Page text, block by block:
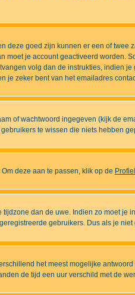
deze goed zijn kunnen er een of
je account geactiveerd
volg dan de instrukties,
zeker bent van het emailadres
of wachtwoord ingegeven (kijk de
te wissen die niets hebben
deze aan te passen, klik op de Profiel
dan de uwe. Indien zo moet
gebruikers. Dus als je
het meest mogelijke
de tijd een uur verschild met de